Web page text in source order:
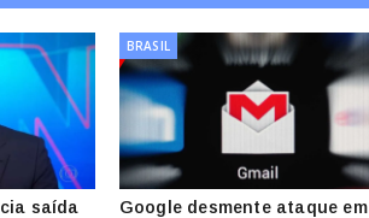
saída
BRASIL
Google desmente ataque em